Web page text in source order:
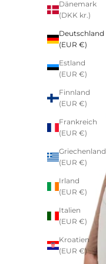
Dänemark
(DKK kr.)
Deutschland
(EUR €)
Estland
(EUR €)
Finnland
(EUR €)
Frankreich
(EUR €)
Griechenland
(EUR €)
Irland
(EUR €)
Italien
(EUR €)
Kroatien
(EUR €)